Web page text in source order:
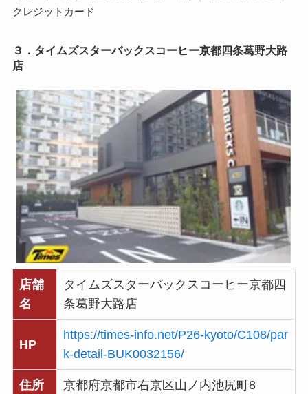
クレジットカード
３．タイムズスターバックスコーヒー京都四条葛野大路
店
店舗
名
タイムズスターバックスコーヒー京都四
条葛野大路店
HP
https://times-info.net/P26-kyoto/C108/par
k-detail-BUK0032156/
住所 京都府京都市右京区山ノ内池尻町8